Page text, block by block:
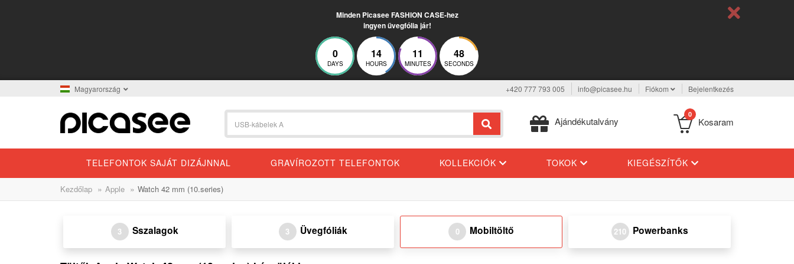
Minden Picasee FASHION CASE-hez
ingyen üvegfólia jár!
0
DAYS
14
HOURS
11
MINUTES
48
SECONDS
Magyarország +420 777 793 005 info@picasee.hu Fiókom Bejelentkezés
Ajándékutalvány
0
Kosaram
TELEFONTOK SAJÁT DIZÁJNNAL GRAVÍROZOTT TELEFONTOK KOLLEKCIÓK TOKOK KIEGÉSZÍTŐK
Kezdőlap » Apple » Watch 42 mm (10.series)
3 Sszalagok 3 Üvegfóliák 0 Mobiltöltő 210 Powerbanks